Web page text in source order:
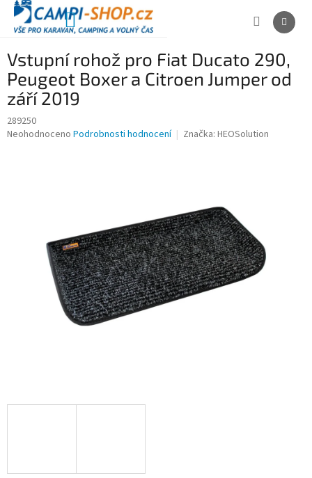
Přejít
obsah
NÁKUPNÍ
Vstupní rohož pro Fiat Ducato 290,
Peugeot Boxer a Citroen Jumper od
září 2019
289250
Průměrné
Neohodnoceno Podrobnosti hodnocení Značka: HEOSolution